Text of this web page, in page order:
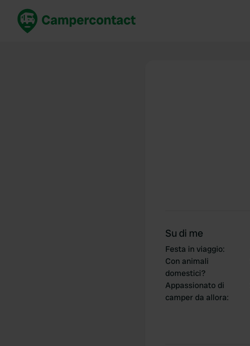
Su di me
Festa in viaggio:
Con animali
domestici?
Appassionato di
camper da allora: